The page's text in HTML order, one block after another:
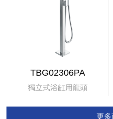
TBG02306PA
獨立式浴缸用龍頭
更多